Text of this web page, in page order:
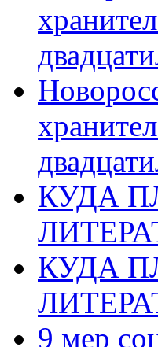
КУДА
КУДА
9 мер